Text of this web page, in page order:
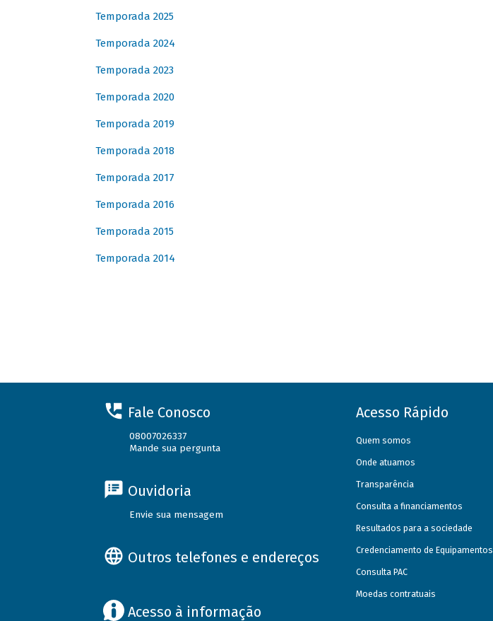
Temporada 2025
Temporada 2024
Temporada 2023
Temporada 2020
Temporada 2019
Temporada 2018
Temporada 2017
Temporada 2016
Temporada 2015
Temporada 2014
Fale Conosco
08007026337
Mande sua pergunta
Ouvidoria
Envie sua mensagem
Outros telefones e endereços
Acesso à informação
Acesso Rápido
Quem somos
Onde atuamos
Transparência
Consulta a financiamentos
Resultados para a sociedade
Credenciamento de Equipamentos
Consulta PAC
Moedas contratuais